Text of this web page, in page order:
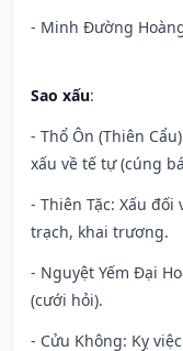
- Minh Đường
Sao xấu:
- Thổ Ôn (Thiên
xấu về tế tự (cúng
- Thiên Tặc: Xấu
trạch, khai trương.
- Nguyệt Yếm Đại
(cưới hỏi).
- Cửu Không: Kỵ